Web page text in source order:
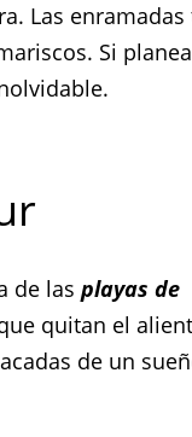
Las enramadas
Si
de las playas de
quitan el
de un